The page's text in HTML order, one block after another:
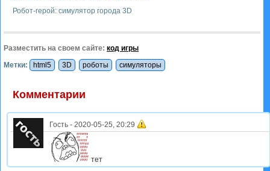
Робот-герой: симулятор города 3D
Разместить на своем сайте: код игры
Метки:
html5 3D роботы симуляторы
Комментарии
Гость - 2020-05-25, 20:29
тет